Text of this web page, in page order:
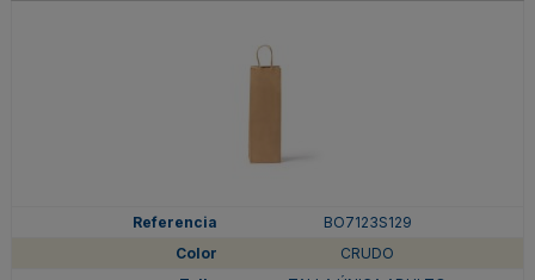
BO7123S129
CRUDO